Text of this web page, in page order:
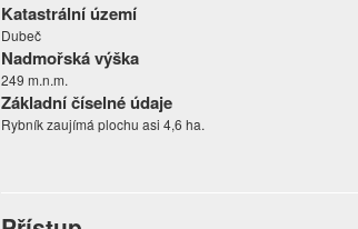
Katastrální území
Dubeč
Nadmořská výška
249 m.n.m.
Základní číselné údaje
Rybník zaujímá plochu asi 4,6 ha.